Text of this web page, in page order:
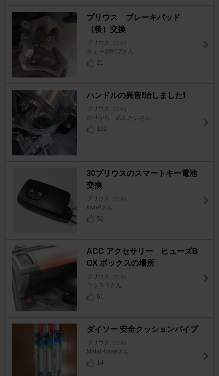
プリウス ブレーキパッド
（後）交換
プリウス [30系]
きょー@RC2さん
21
ハンドルの異音❗️治しました❗️
プリウス [30系]
のりから めんたいさん
122
30プリウスのスマートキー電池
交換
プリウス [30系]
kiyoPさん
52
ACC アクセサリー ヒューズB
OX ボックスの場所
プリウス [30系]
ユウ３３さん
61
ダイソー 安全クッションパイプ
プリウス [30系]
MetalHorseさん
14